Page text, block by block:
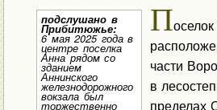
подслушано в
Прибитюжье:
6 мая 2025 года в
центре поселка
Анна рядом со
зданием
Аннинского
железнодорожного
вокзала был
торжественно
П
части
в
пределах